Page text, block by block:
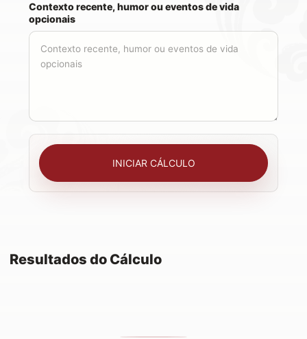
Contexto recente, humor ou eventos de vida
opcionais
INICIAR CÁLCULO
Resultados do Cálculo